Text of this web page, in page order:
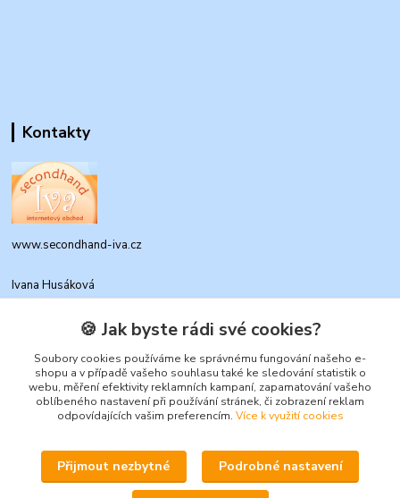
Kontakty
www.secondhand-iva.cz
Ivana Husáková
+420 315 695 684
(Po-Pá, 9-17 hod.)
info@secondhand-iva.cz
Upravit sběr cookies.
🍪 Jak byste rádi své cookies?
Soubory cookies používáme ke správnému fungování našeho e-
shopu a v případě vašeho souhlasu také ke sledování statistik o
webu, měření efektivity reklamních kampaní, zapamatování vašeho
oblíbeného nastavení při používání stránek, či zobrazení reklam
odpovídajících vašim preferencím. Více k využití cookies
Přijmout nezbytné Podrobné nastavení